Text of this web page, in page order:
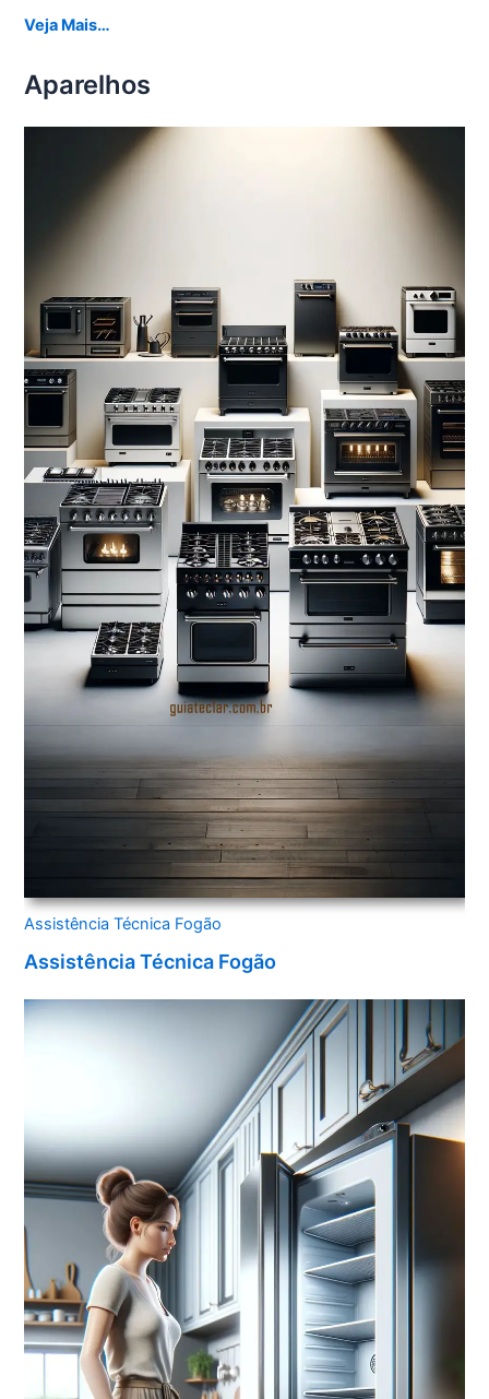
Veja Mais…
Aparelhos
Assistência Técnica Fogão
Assistência Técnica Fogão